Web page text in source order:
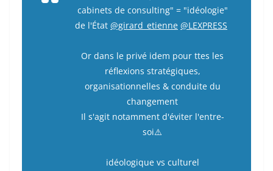
cabinets de consulting" = "idéologie"
de l'État @girard_etienne @LEXPRESS
Or dans le privé idem pour ttes les
réflexions stratégiques,
organisationnelles & conduite du
changement
Il s'agit notamment d'éviter l'entre-
soi⚠️
idéologique vs culturel